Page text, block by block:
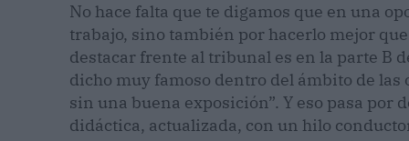
No hace falta que te digamos que en una
trabajo, sino también por hacerlo mejor
destacar frente al tribunal es en la parte B
dicho muy famoso dentro del ámbito de
sin una buena exposición”. Y eso pasa
didáctica, actualizada, con un hilo